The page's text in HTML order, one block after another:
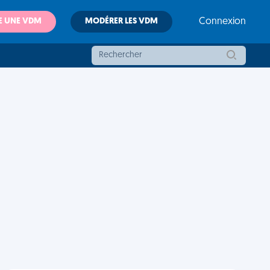
UNE VDM MODÉRER LES VDM Connexion